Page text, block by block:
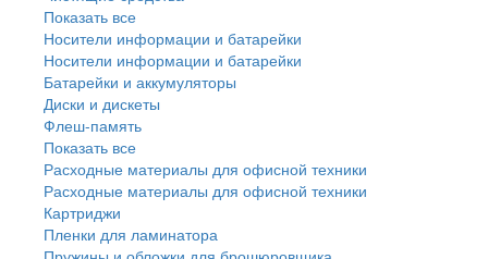
Показать все
Носители информации и батарейки
Носители информации и батарейки
Батарейки и аккумуляторы
Диски и дискеты
Флеш-память
Показать все
Расходные материалы для офисной техники
Расходные материалы для офисной техники
Картриджи
Пленки для ламинатора